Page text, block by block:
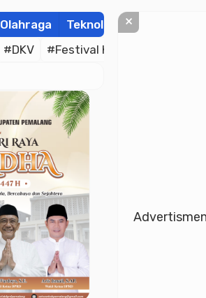
Olahraga Teknologi
#DKV #Festival Kamir
×